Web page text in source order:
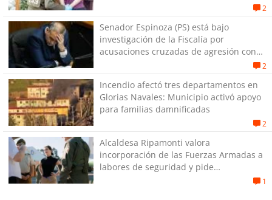
2
Senador Espinoza (PS) está bajo
investigación de la Fiscalía por
acusaciones cruzadas de agresión con
2
Incendio afectó tres departamentos en
Glorias Navales: Municipio activó apoyo
para familias damnificadas
2
Alcaldesa Ripamonti valora
incorporación de las Fuerzas Armadas a
labores de seguridad y pide
1